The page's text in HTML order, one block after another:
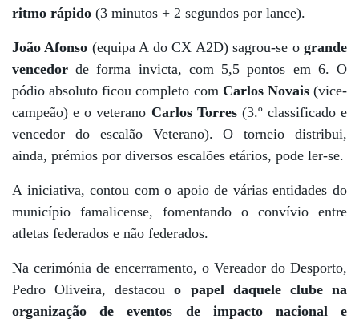
ritmo rápido (3 minutos + 2 segundos por lance).
João Afonso (equipa A do CX A2D) sagrou-se ogrande
vencedor de forma invicta, com 5,5 pontos em 6. O
pódio absoluto ficou completo com Carlos Novais(vice-
campeão) e o veterano Carlos Torres(3.º classificado e
vencedor do escalão Veterano). O torneio distribui,
ainda, prémios por diversos escalões etários, pode ler-se.
A iniciativa, contou com o apoio de várias entidades do
município famalicense, fomentando o convívio entre
atletas federados e não federados.
Na cerimónia de encerramento, o Vereador do Desporto,
Pedro Oliveira, destacouo papel daquele clube na
organização de eventos de impacto nacional e